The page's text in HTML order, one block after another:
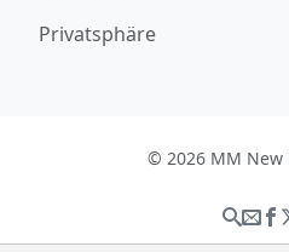
Privatsphäre
© 2026 MM New